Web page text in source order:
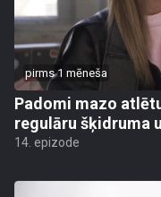
pirms 1 mēneša
Padomi mazo
regulāru šķidruma
14. epizode